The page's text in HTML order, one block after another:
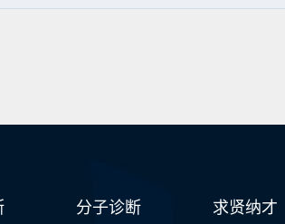
分子诊断 求贤纳才